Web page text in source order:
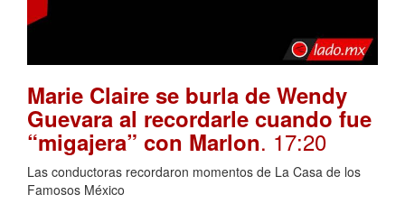
Marie Claire se burla de Wendy
Guevara al recordarle cuando fue
“migajera” con Marlon. 17:20
Las conductoras recordaron momentos de La Casa de los
Famosos México